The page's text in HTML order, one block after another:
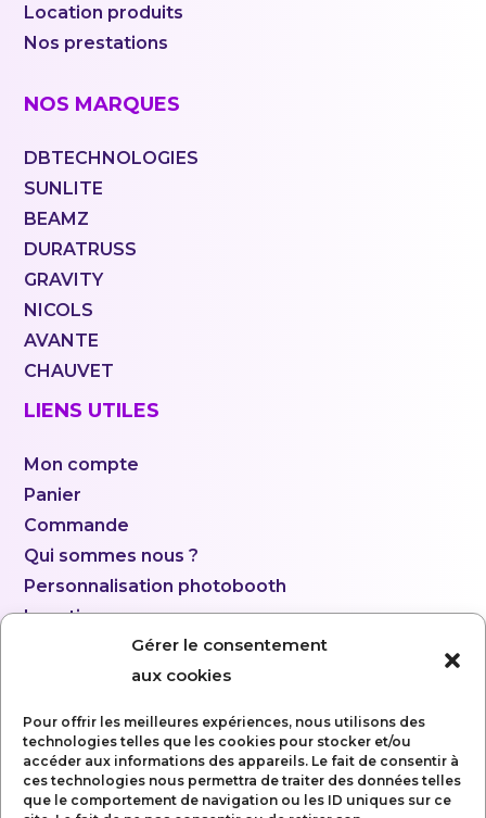
Gérer le consentement
aux cookies
Pour offrir les meilleures expériences, nous utilisons des
technologies telles que les cookies pour stocker et/ou
accéder aux informations des appareils. Le fait de consentir à
ces technologies nous permettra de traiter des données telles
que le comportement de navigation ou les ID uniques sur ce
Location produits
Nos prestations
NOS MARQUES
DBTECHNOLOGIES
SUNLITE
BEAMZ
DURATRUSS
GRAVITY
NICOLS
AVANTE
CHAUVET
LIENS UTILES
Mon compte
Panier
Commande
Qui sommes nous ?
Personnalisation photobooth
Location